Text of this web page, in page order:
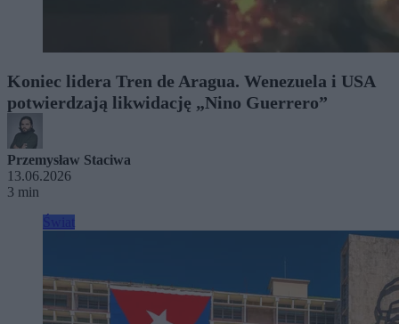
Koniec lidera Tren de Aragua. Wenezuela i USA
potwierdzają likwidację „Nino Guerrero”
Przemysław Staciwa
13.06.2026
3 min